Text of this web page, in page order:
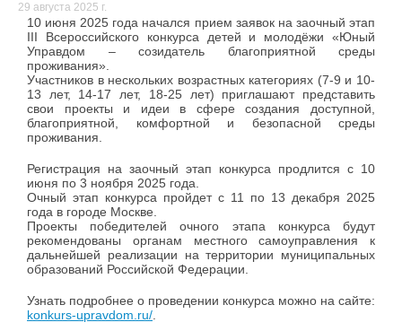
29 августа 2025 г.
10 июня 2025 года начался прием заявок на заочный этап
III Всероссийского конкурса детей и молодёжи «Юный
Управдом – созидатель благоприятной среды
проживания».
Участников в нескольких возрастных категориях (7-9 и 10-
13 лет, 14-17 лет, 18-25 лет) приглашают представить
свои проекты и идеи в сфере создания доступной,
благоприятной, комфортной и безопасной среды
проживания.
Регистрация на заочный этап конкурса продлится с 10
июня по 3 ноября 2025 года.
Очный этап конкурса пройдет с 11 по 13 декабря 2025
года в городе Москве.
Проекты победителей очного этапа конкурса будут
рекомендованы органам местного самоуправления к
дальнейшей реализации на территории муниципальных
образований Российской Федерации.
Узнать подробнее о проведении конкурса можно на сайте:
konkurs-upravdom.ru/